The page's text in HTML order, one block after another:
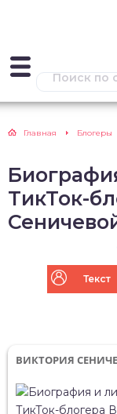
Главная Блогеры
ТикТок-
Текст
ВИКТОРИЯ